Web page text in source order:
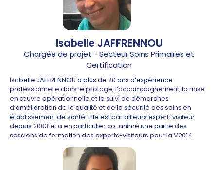
Isabelle JAFFRENNOU
Chargée de projet - Secteur Soins Primaires et
Certification
Isabelle JAFFRENNOU a plus de 20 ans d’expérience
professionnelle dans le pilotage, l’accompagnement, la mise
en œuvre opérationnelle et le suivi de démarches
d’amélioration de la qualité et de la sécurité des soins en
établissement de santé. Elle est par ailleurs expert-visiteur
depuis 2003 et a en particulier co-animé une partie des
sessions de formation des experts-visiteurs pour la V2014.